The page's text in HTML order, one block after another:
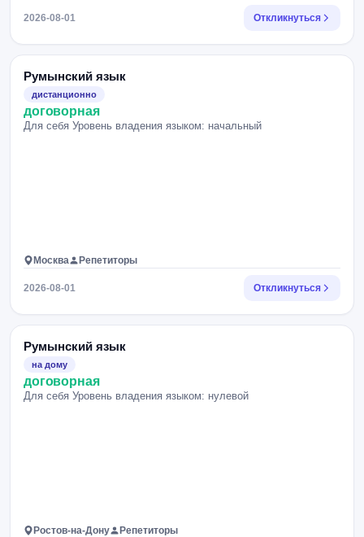
2026-08-01 Откликнуться
Румынский язык
дистанционно
договорная
Для себя Уровень владения языком: начальный
Москва Репетиторы
2026-08-01 Откликнуться
Румынский язык
на дому
договорная
Для себя Уровень владения языком: нулевой
Ростов-на-Дону Репетиторы